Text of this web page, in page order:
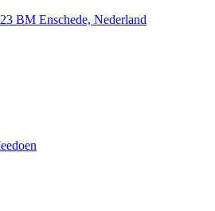
BM Enschede, Nederland